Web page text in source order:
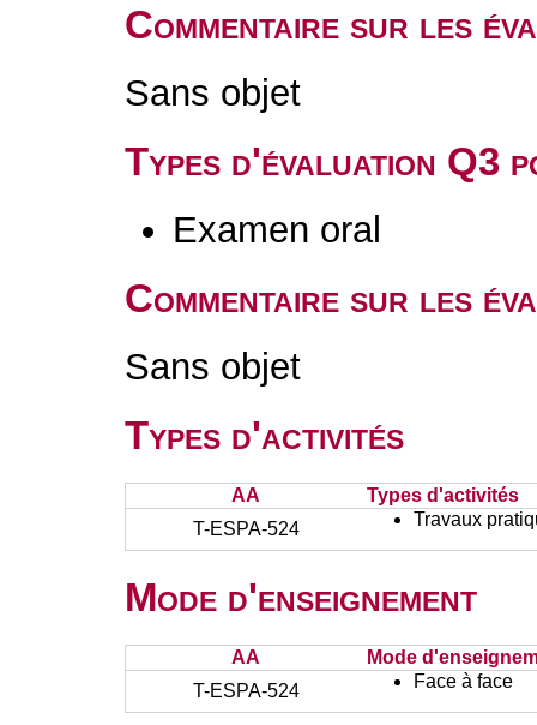
Commentaire sur les
Sans objet
Types d'évaluation Q3
Examen oral
Commentaire sur les
Sans objet
Types d'activités
AA
Types d'activités
T-ESPA-524
Travaux
Mode d'enseignement
AA
Mode
T-ESPA-524
Face à face